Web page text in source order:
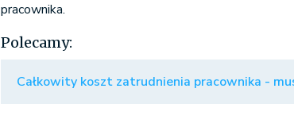
pracownika.
Polecamy:
Całkowity koszt zatrudnienia pracownika -